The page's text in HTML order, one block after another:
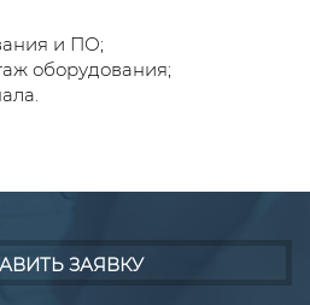
и ПО;
оборудования;
ЗАЯВКУ